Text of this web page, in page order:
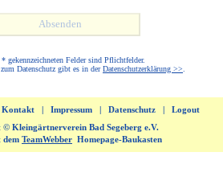
gekennzeichneten Felder sind Pflichtfelder.
Datenschutz gibt es in derDatenschutzerklärung >>
Kontakt Impressum Datenschutz
Logout
Kleingärtnerverein Bad Segeberg e.V.
dem TeamWebber Homepage-Baukasten